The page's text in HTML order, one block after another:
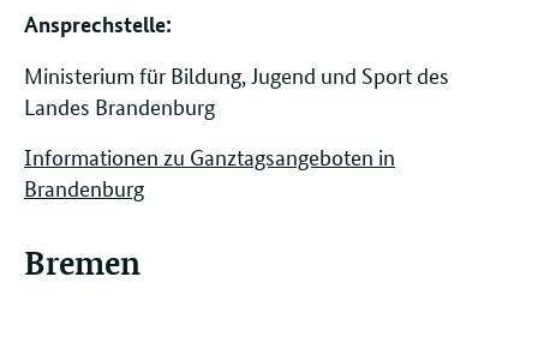
Ansprechstelle: ​​​​
Ministerium für Bildung, Jugend und Sport des
Landes Brandenburg
Informationen zu Ganztagsangeboten in
Brandenburg
Bremen